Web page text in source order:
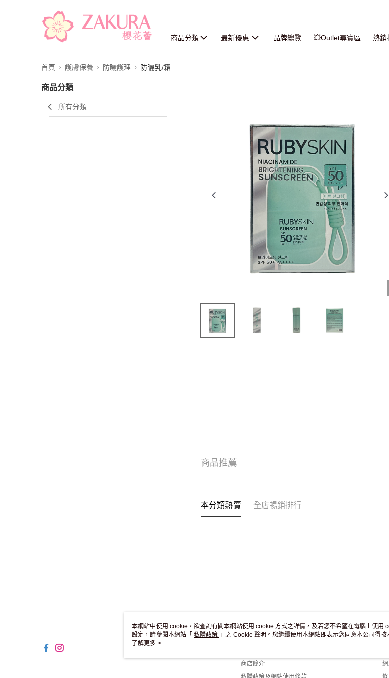
商品分類 最新優惠 品牌總覽 💥Outlet尋寶區 熱銷
首頁 護膚保養 防曬護理 防曬乳/霜
商品分類
所有分類
商品推薦
本分類熱賣 全店暢銷排行
關於我們
商店簡介
本網站中使用 cookie，欲查詢有關本網站使用 cookie 方式之詳情，及若您不希望在電腦上使用
設定，請參閱本網站「 私隱政策 」之 Cookie 聲明。您繼續使用本網站即表示您同意本公司得
用 cookie。
了解更多 >